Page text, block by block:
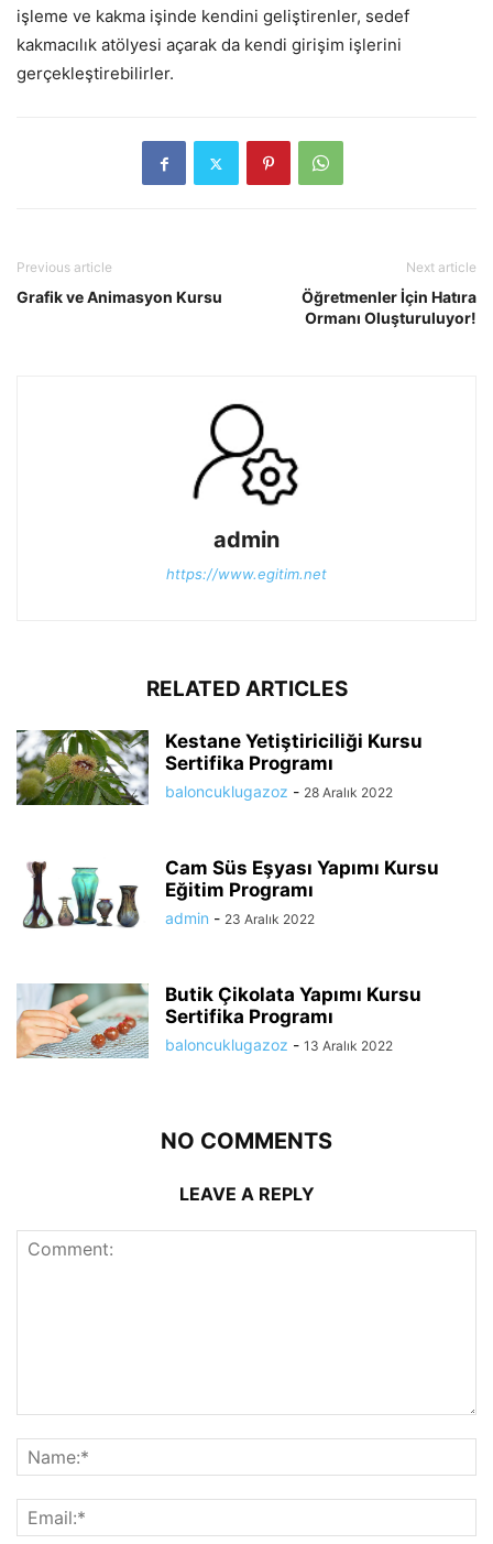
işleme ve kakma işinde kendini geliştirenler, sedef
kakmacılık atölyesi açarak da kendi girişim işlerini
gerçekleştirebilirler.
Previous article
Grafik ve Animasyon Kursu
Next article
Öğretmenler İçin Hatıra
Ormanı Oluşturuluyor!
admin
https://www.egitim.net
RELATED ARTICLES
Kestane Yetiştiriciliği Kursu
Sertifika Programı
baloncuklugazoz - 28 Aralık 2022
Cam Süs Eşyası Yapımı Kursu
Eğitim Programı
admin - 23 Aralık 2022
Butik Çikolata Yapımı Kursu
Sertifika Programı
baloncuklugazoz - 13 Aralık 2022
NO COMMENTS
LEAVE A REPLY